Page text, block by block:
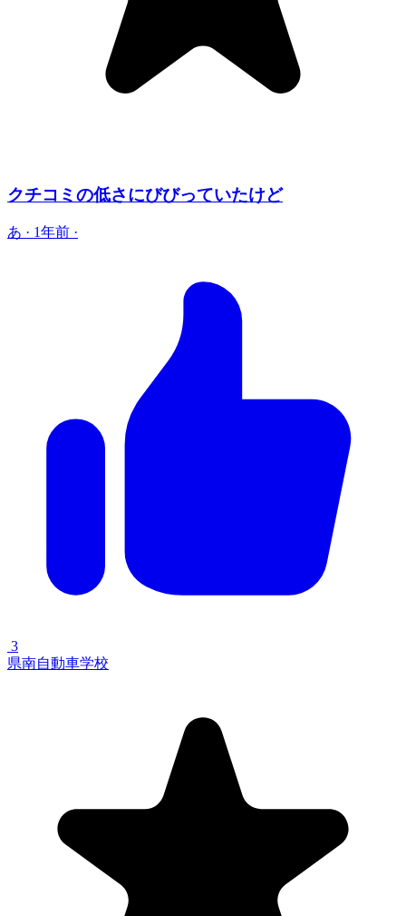
クチコミの低さにびびっていたけど
あ · 1年前 ·
3
県南自動車学校